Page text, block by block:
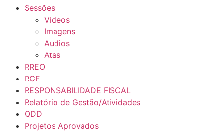
Sessões
Videos
Imagens
Audios
Atas
RREO
RGF
RESPONSABILIDADE FISCAL
Relatório de Gestão/Atividades
QDD
Projetos Aprovados